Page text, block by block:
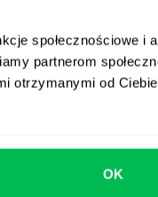
społecznościowe i
partnerom
otrzymanymi od
OK